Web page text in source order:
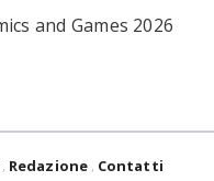
and Games 2026
Redazione Contatti